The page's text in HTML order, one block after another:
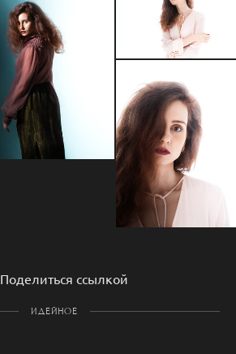
Поделиться ссылкой
ИДЕЙНОЕ